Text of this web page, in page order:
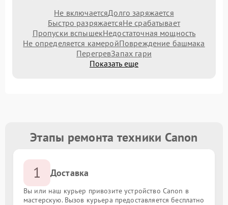
Не включаетсяДолго заряжается
Быстро разряжаетсяНе срабатывает
Пропуски вспышекНедостаточная мощность
Не определяется камеройПовреждение башмака
ПерегревЗапах гари
Показать еще
Этапы ремонта техники Canon
1 Доставка
Вы или наш курьер привозите устройство Canon в
мастерскую. Вызов курьера предоставляется бесплатно